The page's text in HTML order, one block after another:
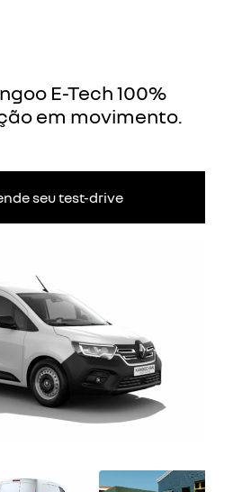
E-Tech 100%
em movimento.
seu test-drive